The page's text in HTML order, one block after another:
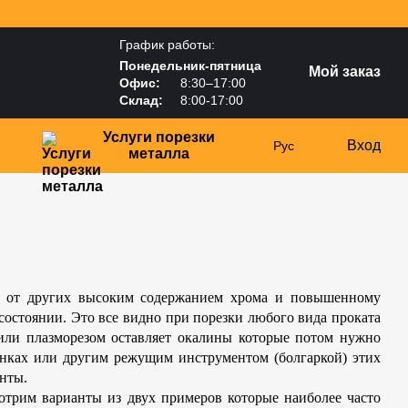
График работы:
Понедельник-пятница
Офис:
8:30–17:00
Склад:
8:00-17:00
Мой заказ
Услуги порезки
металла
Рус Вход
от других высоким содержанием хрома и повышенному
Это все видно при порезки любого вида проката
плазморезом оставляет окалины которые потом нужно
или другим режущим инструментом (болгаркой) этих
варианты из двух примеров которые наиболее часто